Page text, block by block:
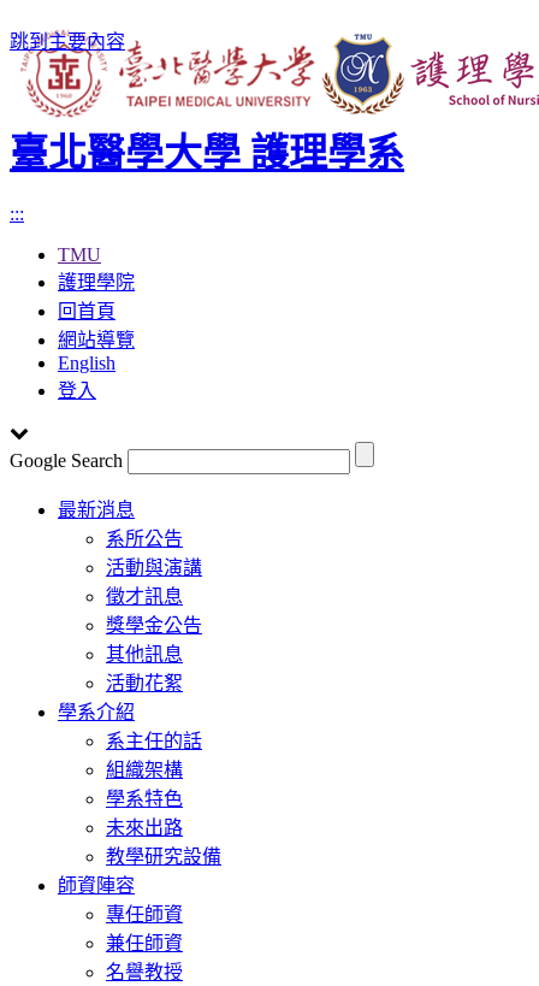
跳到主要內容
臺北醫學大學 護理學系
:::
TMU
護理學院
回首頁
網站導覽
English
登入
Google Search
Toggle
navigation
最新消息
系所公告
活動與演講
徵才訊息
獎學金公告
其他訊息
活動花絮
學系介紹
系主任的話
組織架構
學系特色
未來出路
教學研究設備
師資陣容
專任師資
兼任師資
名譽教授